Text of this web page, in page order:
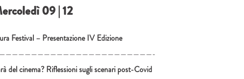
09 | 12
Festival – Presentazione IV Edizione
del cinema? Riflessioni sugli scenari post-Covid